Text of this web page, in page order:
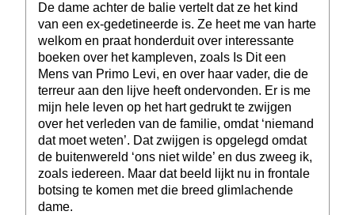
De dame achter de balie vertelt dat ze het kind
van een ex-gedetineerde is. Ze heet me van harte
welkom en praat honderduit over interessante
boeken over het kampleven, zoals Is Dit een
Mens van Primo Levi, en over haar vader, die de
terreur aan den lijve heeft ondervonden. Er is me
mijn hele leven op het hart gedrukt te zwijgen
over het verleden van de familie, omdat ‘niemand
dat moet weten’. Dat zwijgen is opgelegd omdat
de buitenwereld ‘ons niet wilde’ en dus zweeg ik,
zoals iedereen. Maar dat beeld lijkt nu in frontale
botsing te komen met die breed glimlachende
dame.